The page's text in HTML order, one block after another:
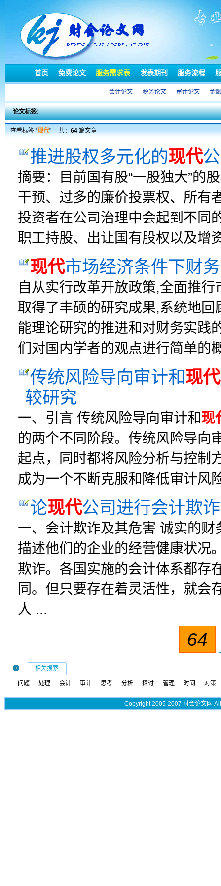
首页 免费论文 服务需求表 发表期刊 服务流程
会计论文 税务论文 审计论文 金
论文标签：
查看标签 "现代" 共：64篇文章
推进股权多元化的现代
摘要：目前国有股“一股独大”的
干预、过多的廉价投票权、所有
投资者在公司治理中会起到不同
职工持股、出让国有股权以及增
现代市场经济条件下财
自从实行改革开放政策,全面推
取得了丰硕的研究成果,系统地
能理论研究的推进和对财务实践
们对国内学者的观点进行简单的
传统风险导向审计和现代
较研究
一、引言 传统风险导向审计和现
的两个不同阶段。传统风险导向
起点，同时都将风险分析与控制
成为一个不断克服和降低审计风
论现代公司进行会计欺
一、会计欺诈及其危害 诚实的
描述他们的企业的经营健康状况
欺诈。各国实施的会计体系都存
同。但只要存在着灵活性，就会
人 ...
64
相关搜索
问题 处理 会计 审计 思考 分析 探讨 管理 时间 对策
Copyright 2005-2007 财会论文网